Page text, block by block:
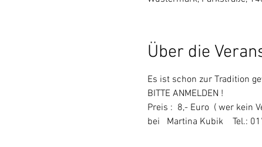
Über die
Es ist schon zur Tradition
BITTE ANMELDEN !
Preis :  8,- Euro  ( wer kein
bei   Martina Kubik    Tel.: